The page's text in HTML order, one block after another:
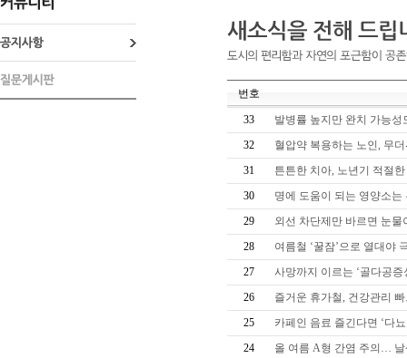
번호
33
발병률 높지만 완치 가능성
32
혈압약 복용하는 노인, 무
31
튼튼한 치아, 노년기 적절
30
명에 도움이 되는 영양소는
29
외선 차단제만 바르면 눈물
28
여름철 ‘꿀잠’으로 열대야
27
사망까지 이르는 ‘골다공
26
즐거운 휴가철, 건강관리
25
카페인 음료 즐긴다면 ‘다
24
올 여름 A형 간염 주의…